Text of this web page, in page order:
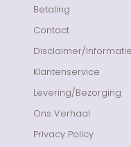
Betaling
Contact
Disclaimer/Informatie
Klantenservice
Levering/Bezorging
Ons Verhaal
Privacy Policy